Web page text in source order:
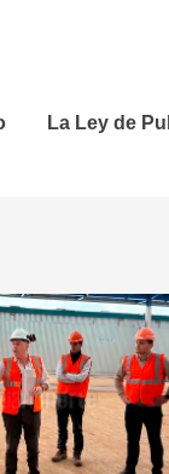
La Ley de